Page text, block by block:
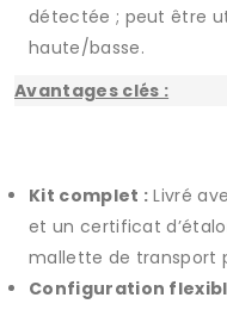
détectée ; peut être
haute/basse.
Avantages clés :
Kit complet : Livré
et un certificat
mallette de transport
Configuration